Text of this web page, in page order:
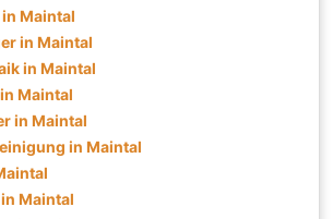
Maintal
in Maintal
in Maintal
Maintal
in Maintal
in Maintal
Maintal